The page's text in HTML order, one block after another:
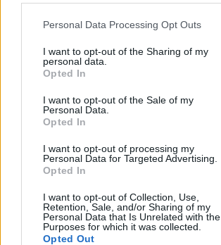
Personal Data Processing Opt Outs
I want to opt-out of the Sharing of my
personal data.
Opted In
I want to opt-out of the Sale of my
Personal Data.
Opted In
I want to opt-out of processing my
Personal Data for Targeted Advertising.
Opted In
I want to opt-out of Collection, Use,
Retention, Sale, and/or Sharing of my
Personal Data that Is Unrelated with the
Purposes for which it was collected.
Opted Out